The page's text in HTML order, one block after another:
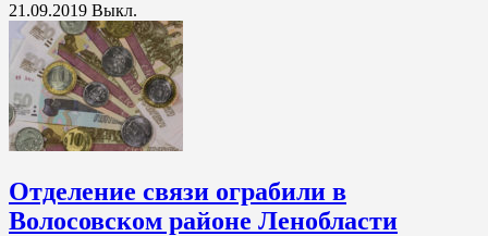
21.09.2019 Выкл.
Отделение связи ограбили в
Волосовском районе Ленобласти